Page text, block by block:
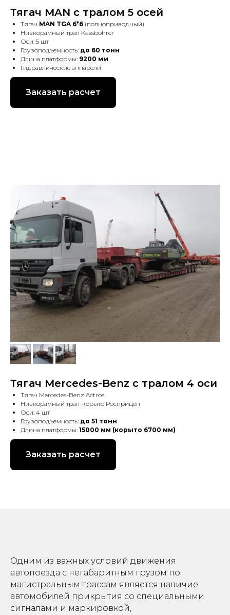
Тягач MAN с тралом 5 осей
Тягач MAN TGA 6*6 (полноприводный)
Низкорамный трал Kässbohrer
Оси: 5 шт
Грузоподъемность: до 60 тонн
Длина платформы: 9200 мм
Гидравлические аппарели
Заказать расчет
Тягач Mercedes-Benz с тралом 4 оси
Тягач Mercedes-Benz Actros
Низкорамный трал-корыто Росприцеп
Оси: 4 шт
Грузоподъемность: до 51 тонн
Длина платформы: 15000 мм (корыто 6700 мм)
Заказать расчет
Одним из важных условий движения
автопоезда с негабаритным грузом по
магистральным трассам является наличие
автомобилей прикрытия со специальными
сигналами и маркировкой,